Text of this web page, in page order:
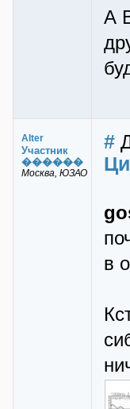
А
Alter
Участник
������
Москва, ЮЗАО
#
в